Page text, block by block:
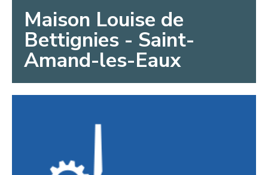
Maison Louise de
Bettignies - Saint-
Amand-les-Eaux